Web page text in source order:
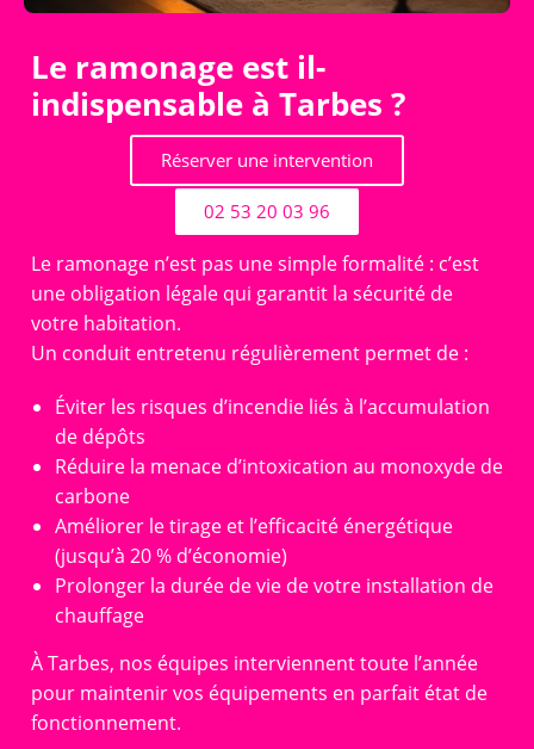
Le ramonage est il-
indispensable à Tarbes ?
Réserver une intervention
02 53 20 03 96
Le ramonage n’est pas une simple formalité : c’est
une obligation légale qui garantit la sécurité de
votre habitation.
Un conduit entretenu régulièrement permet de :
Éviter les risques d’incendie liés à l’accumulation
de dépôts
Réduire la menace d’intoxication au monoxyde de
carbone
Améliorer le tirage et l’efficacité énergétique
(jusqu’à 20 % d’économie)
Prolonger la durée de vie de votre installation de
chauffage
À Tarbes, nos équipes interviennent toute l’année
pour maintenir vos équipements en parfait état de
fonctionnement.